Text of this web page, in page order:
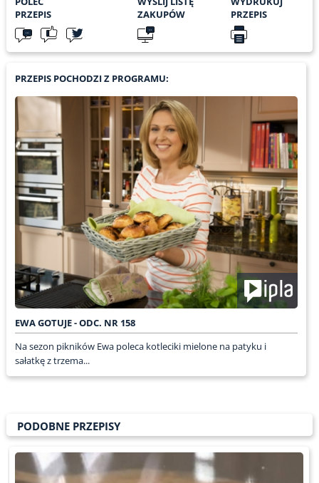
PRZEPIS
ZAKUPÓW
PRZEPIS
PRZEPIS POCHODZI Z PROGRAMU:
EWA GOTUJE - ODC. NR 158
Na sezon pikników Ewa poleca kotleciki mielone na patyku i
sałatkę z trzema...
PODOBNE PRZEPISY